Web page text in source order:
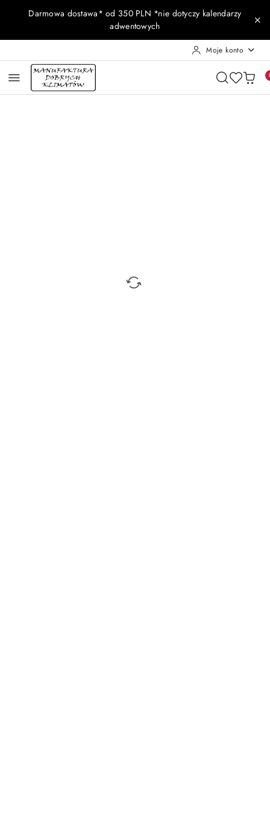
Przejdź do treści głównej
Przejdź do wyszukiwarki
Przejdź do moje konto
Przejdź do menu głównego
Przejdź do opisu produktu
Przejdź do stopki
Darmowa dostawa* od 350 PLN *nie dotyczy kalendarzy
adwentowych
Moje konto